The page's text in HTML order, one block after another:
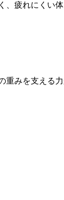
疲れにくい
みを支える